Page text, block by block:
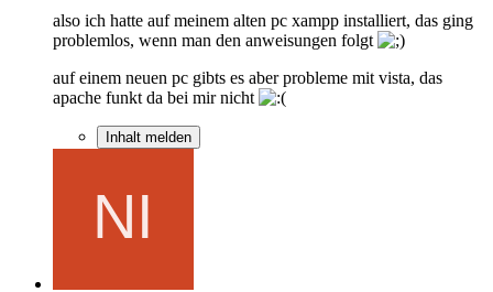
also ich hatte auf meinem alten pc xampp installiert, das ging
problemlos, wenn man den anweisungen folgt
auf einem neuen pc gibts es aber probleme mit vista, das
apache funkt da bei mir nicht
Inhalt melden